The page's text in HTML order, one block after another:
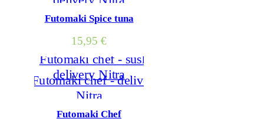
Futomaki Spice tuna
15,95 €
Futomaki Chef